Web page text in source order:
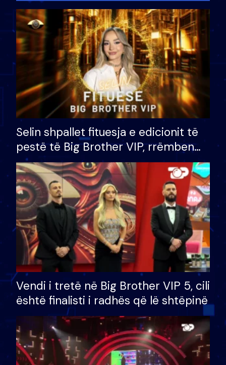
Selin shpallet fituesja e edicionit të
pestë të Big Brother VIP, rrëmben
çmimin e madh prej 100 mijë eurosh
Vendi i tretë në Big Brother VIP 5, cili
është finalisti i radhës që lë shtëpinë